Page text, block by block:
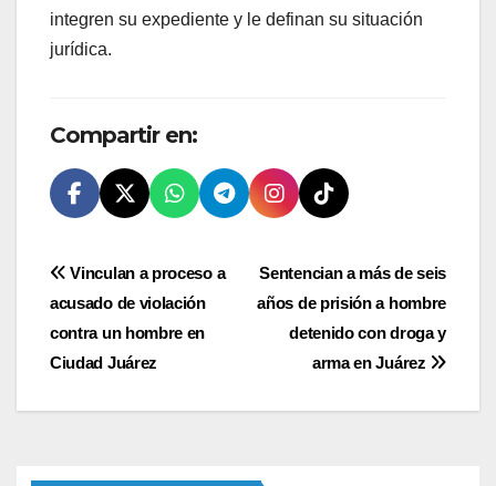
integren su expediente y le definan su situación
jurídica.
Compartir en:
Navegación
de
entradas
Sentencian a más de seis
años de prisión a hombre
detenido con droga y
arma en Juárez
Vinculan a proceso a
acusado de violación
contra un hombre en
Ciudad Juárez